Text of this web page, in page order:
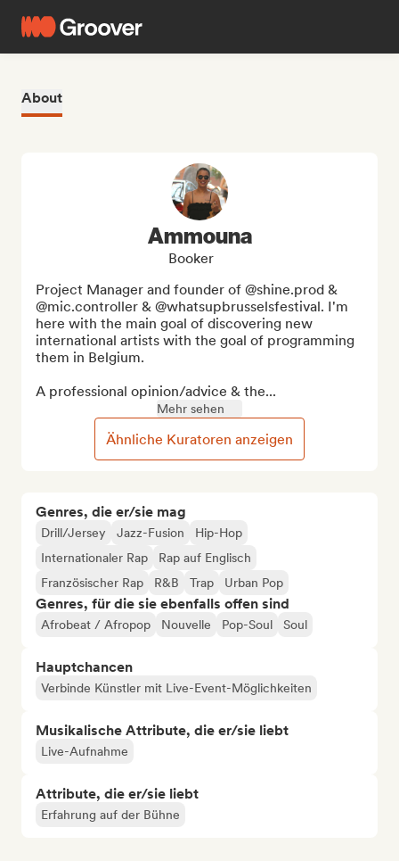
About
Genres, die er/sie mag
Drill/Jersey Jazz-Fusion
Hip-Hop
Internationaler Rap
Rap auf Englisch
Französischer Rap
R&B Trap Urban Pop
Genres, für die sie ebenfalls offen sind
Afrobeat / Afropop Nouvelle Pop-Soul Soul
Hauptchancen
Verbinde Künstler mit Live-Event-Möglichkeiten
Musikalische Attribute, die er/sie liebt
Live-Aufnahme
Attribute, die er/sie liebt
Erfahrung auf der Bühne
Ammouna
Booker
Project Manager and founder of @shine.prod &
@mic.controller & @whatsupbrusselsfestival. I'm
here with the main goal of discovering new
international artists with the goal of programming
them in Belgium.
A professional opinion/advice & the...
Mehr sehen
Ähnliche Kuratoren anzeigen